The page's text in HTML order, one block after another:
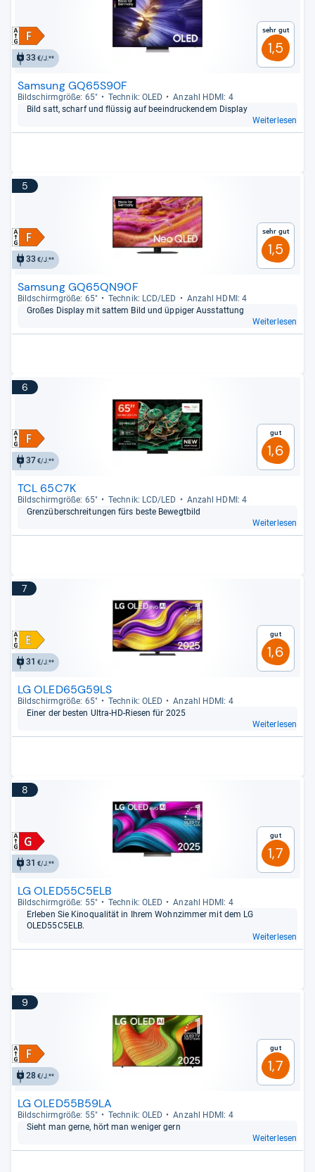
33 €/J.**
Sehr gut
1,5
Samsung GQ65S90F
Bild­schirm­größe: 65" Tech­nik: OLED
Anzahl HDMI: 4
Bild satt, scharf und flüs­sig auf beein­dru­cken­dem Dis­play
Weiterlesen
5
33 €/J.**
Sehr gut
1,5
Samsung GQ65QN90F
Bild­schirm­größe: 65" Tech­nik: LCD/LED
Anzahl HDMI: 4
Großes Dis­play mit sat­tem Bild und üppi­ger Aus­stat­tung
Weiterlesen
6
37 €/J.**
Gut
1,6
TCL 65C7K
Bild­schirm­größe: 65" Tech­nik: LCD/LED
Anzahl HDMI: 4
Grenz­über­schrei­tun­gen fürs beste Bewegt­bild
Weiterlesen
7
31 €/J.**
Gut
1,6
LG OLED65G59LS
Bild­schirm­größe: 65" Tech­nik: OLED
Anzahl HDMI: 4
Einer der bes­ten Ultra-​HD-​Rie­sen für 2025
Weiterlesen
8
31 €/J.**
Gut
1,7
LG OLED55C5ELB
Bild­schirm­größe: 55" Tech­nik: OLED
Anzahl HDMI: 4
Erle­ben Sie Kino­qua­li­tät in Ihrem Wohn­zim­mer mit dem LG
OLED55C5ELB.
Weiterlesen
9
28€/J.**
Gut
1,7
LG OLED55B59LA
Bild­schirm­größe: 55" Tech­nik: OLED
Anzahl HDMI: 4
Sieht man gerne, hört man weni­ger gern
Weiterlesen